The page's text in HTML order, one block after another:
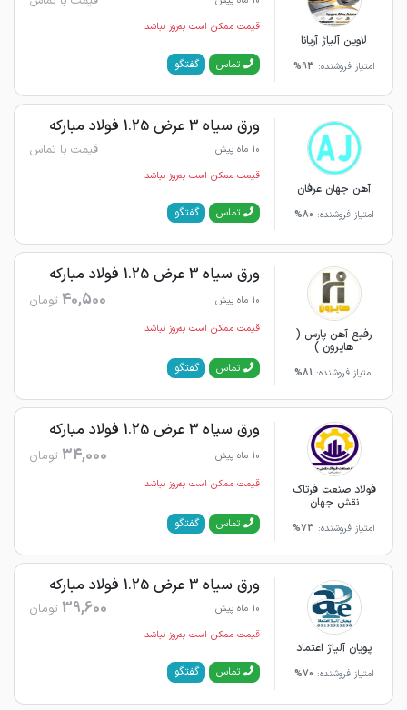
لاوین آلیاژ آریانا
امتیاز فروشنده: 93%
قیمت ممکن است به‌روز نباشد
تماس گفتگو
آهن جهان عرفان
امتیاز فروشنده: 80%
ورق سیاه 3 عرض 1.25 فولاد مبارکه
10 ماه پیش قیمت با تماس
قیمت ممکن است به‌روز نباشد
تماس گفتگو
رفیع آهن پارس (
هایرون )
امتیاز فروشنده: 81%
ورق سیاه 3 عرض 1.25 فولاد مبارکه
10 ماه پیش 40,500 تومان
قیمت ممکن است به‌روز نباشد
تماس گفتگو
فولاد صنعت فرتاک
نقش جهان
امتیاز فروشنده: 73%
ورق سیاه 3 عرض 1.25 فولاد مبارکه
10 ماه پیش 34,000 تومان
قیمت ممکن است به‌روز نباشد
تماس گفتگو
پویان آلیاژ اعتماد
امتیاز فروشنده: 70%
ورق سیاه 3 عرض 1.25 فولاد مبارکه
10 ماه پیش 39,600 تومان
قیمت ممکن است به‌روز نباشد
تماس گفتگو